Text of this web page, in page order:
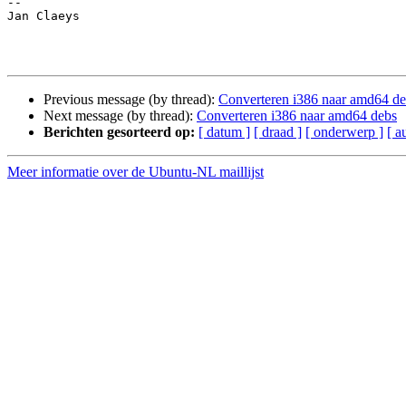
Jan Claeys
Previous message (by thread): Converteren i386 naar amd64
Next message (by thread): Converteren i386 naar amd64 debs
Berichten gesorteerd op: [ datum ] [ draad ] [ onderwerp ] [
Meer informatie over de Ubuntu-NL maillijst